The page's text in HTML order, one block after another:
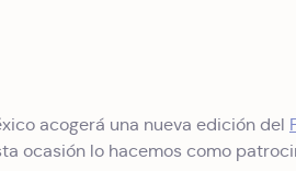
acogerá una nueva edición del
ocasión lo hacemos como